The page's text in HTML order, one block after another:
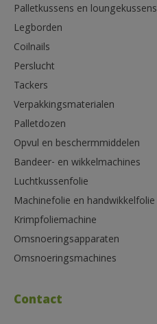
Palletkussens en loungekussens
Legborden
Coilnails
Perslucht
Tackers
Verpakkingsmaterialen
Palletdozen
Opvul en beschermmiddelen
Bandeer- en wikkelmachines
Luchtkussenfolie
Machinefolie en handwikkelfolie
Krimpfoliemachine
Omsnoeringsapparaten
Omsnoeringsmachines
Contact